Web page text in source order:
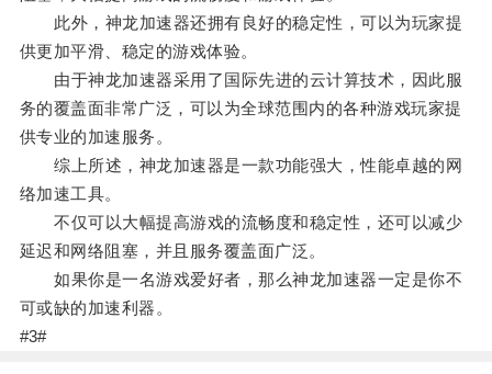
此外，神龙加速器还拥有良好的稳定性，可以为玩家提
供更加平滑、稳定的游戏体验。
由于神龙加速器采用了国际先进的云计算技术，因此服
务的覆盖面非常广泛，可以为全球范围内的各种游戏玩家提
供专业的加速服务。
综上所述，神龙加速器是一款功能强大，性能卓越的网
络加速工具。
不仅可以大幅提高游戏的流畅度和稳定性，还可以减少
延迟和网络阻塞，并且服务覆盖面广泛。
如果你是一名游戏爱好者，那么神龙加速器一定是你不
可或缺的加速利器。
#3#